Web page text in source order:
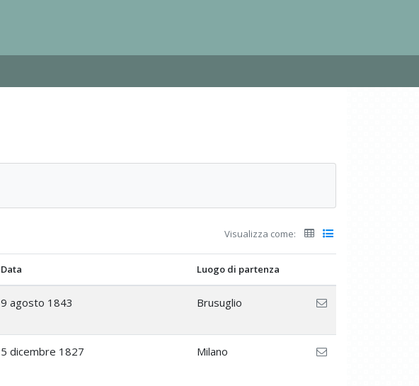
Visualizza come:
Data Luogo di partenza
9 agosto 1843 Brusuglio
5 dicembre 1827 Milano